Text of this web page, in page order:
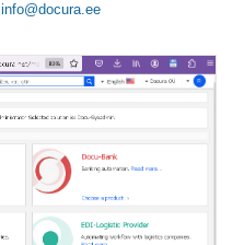
info@docura.ee